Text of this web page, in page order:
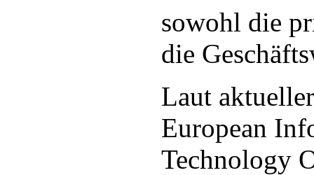
sowohl die
die
Laut
European
Technology